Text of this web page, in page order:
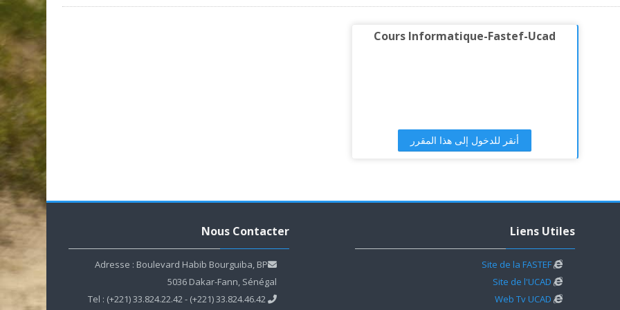
Cours Informatique-Fastef-Ucad
أنقر للدخول إلى هذا المقرر
Liens Utiles
Site de la FASTEF
Site de l'UCAD
Web Tv UCAD
Nous Contacter
Adresse : Boulevard Habib Bourguiba, BP
5036 Dakar-Fann, Sénégal